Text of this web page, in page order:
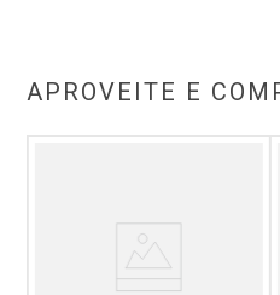
APROVEITE E